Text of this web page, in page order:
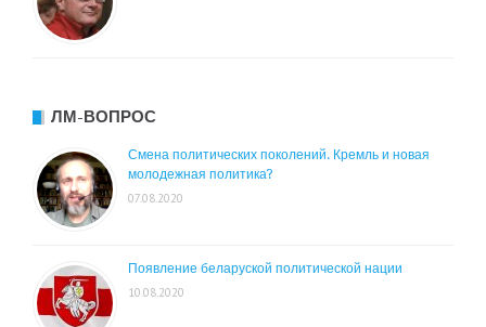
ЛМ-ВОПРОС
Смена политических поколений. Кремль и новая
молодежная политика?
07.08.2020
Появление беларуской политической нации
10.08.2020